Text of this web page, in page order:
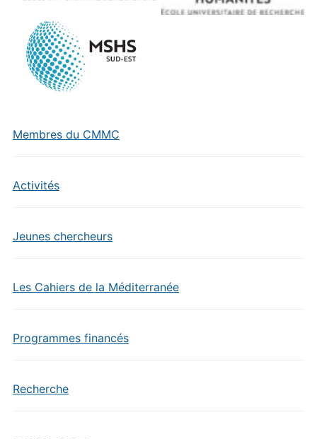
Membres du CMMC
Activités
Jeunes chercheurs
Les Cahiers de la Méditerranée
Programmes financés
Recherche